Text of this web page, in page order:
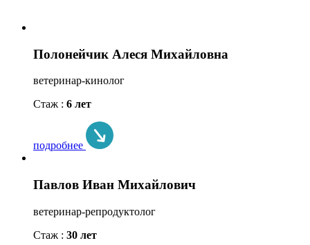
Полонейчик Алеся Михайловна
ветеринар-кинолог
Стаж : 6 лет
подробнее
Павлов Иван Михайлович
ветеринар-репродуктолог
Стаж : 30 лет